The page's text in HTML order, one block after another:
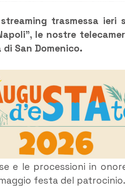
trasmessa
le nostre
San Domenico.
e le processioni in
festa del patrocinio.